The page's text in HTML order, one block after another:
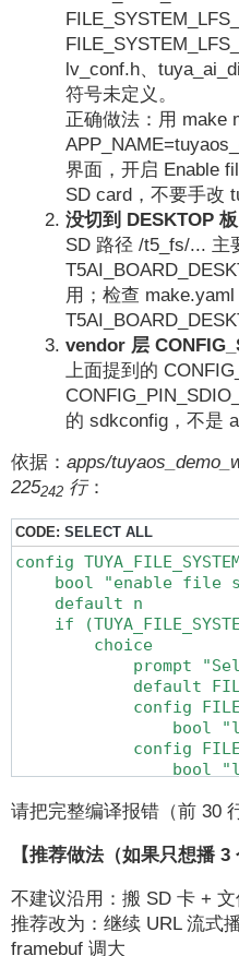
lv_conf.h、
符号未定义。
正确做法：用 make
界面，开启 Enable
SD card，不要手改
没切到 DESKTOP 板
SD 路径 /t5_fs/... 主
用；检查
vendor 层
上面提到的
的 sdkconfig，不是
依据： apps/
225242 行：
CODE: SELECT ALL
config
bool "enable file
    default n
if
        choice
prompt
default
config
bool
config
bool
    endif
请把完整编译报错（前 30
【推荐做法（如果只想播 3
不建议沿用：搬 SD 卡 +
推荐改为：继续 URL 流式
framebuf 调大